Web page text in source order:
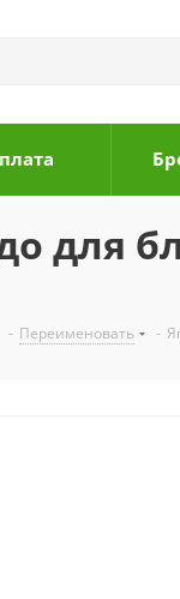
для
- Переименовать -